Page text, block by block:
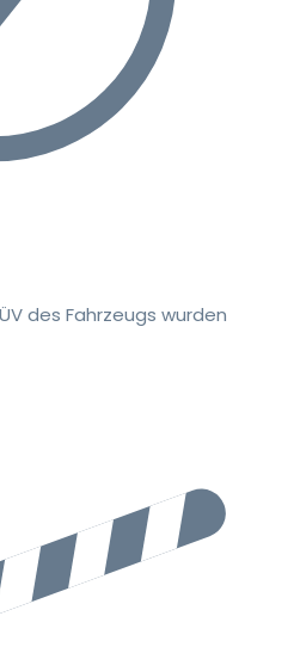
des Fahrzeugs wurden